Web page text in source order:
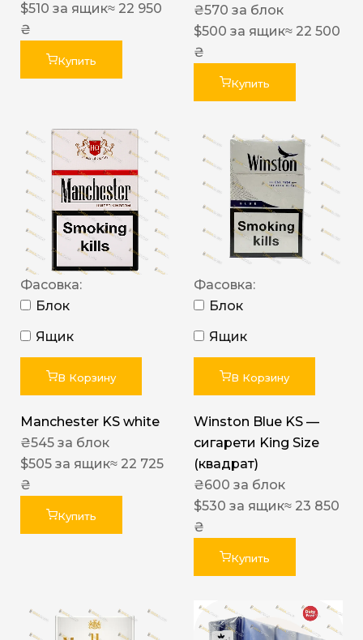
$510 за ящик≈ 22 950
₴
Купить
₴570 за блок
$500 за ящик≈ 22 500
₴
Купить
Фасовка:
Блок
Ящик
В Корзину
Manchester KS white
₴545 за блок
$505 за ящик≈ 22 725
₴
Купить
Фасовка:
Блок
Ящик
В Корзину
Winston Blue KS —
сигарети King Size
(квадрат)
₴600 за блок
$530 за ящик≈ 23 850
₴
Купить